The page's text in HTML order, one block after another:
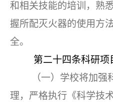
和相关技能的培训，熟
握所配灭火器的使用方
全。
第二十四条科研项
（一）学校将加
理，严格执行《科学技